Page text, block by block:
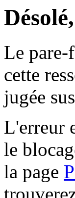
Le pare-
cette
jugée
L'erreur
le
la page